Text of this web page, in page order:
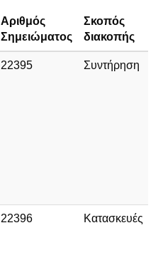
Αριθμός
Σημειώματος
Σκοπός
διακοπής
22395 Συντήρηση
22396 Κατασκευές